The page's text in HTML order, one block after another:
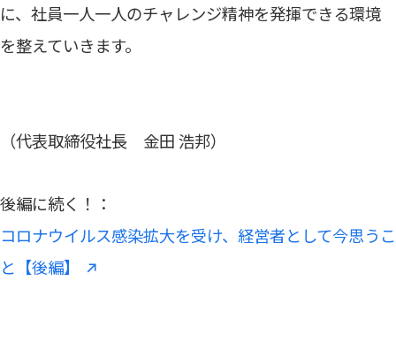
に、社員一人一人のチャレンジ精神を発揮できる環境
を整えていきます。
（代表取締役社長 金田 浩邦）
後編に続く！：
コロナウイルス感染拡大を受け、経営者として今思うこ
と【後編】